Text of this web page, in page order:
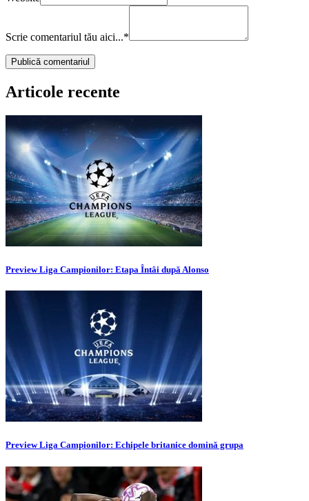
Scrie comentariul tău aici...*
Articole recente
Preview Liga Campionilor: Etapa Întâi după Alonso
Preview Liga Campionilor: Echipele britanice domină grupa